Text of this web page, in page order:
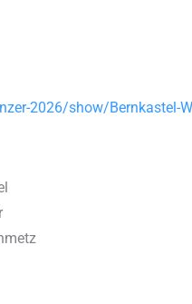
2026/show/Bernkastel-